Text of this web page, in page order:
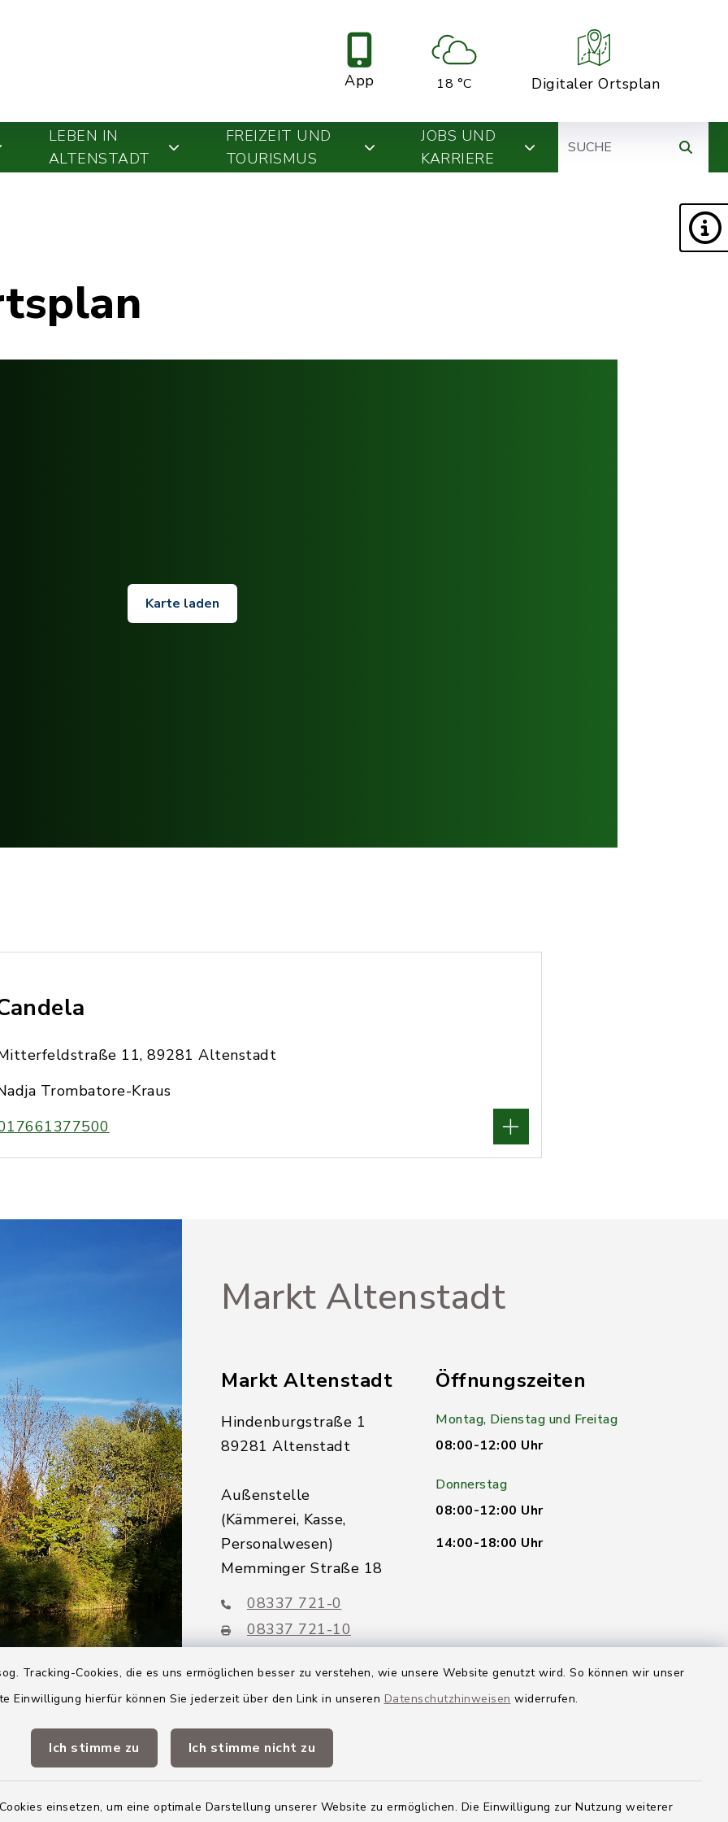
Tracking-Cookies, die es uns ermöglichen besser zu verstehen, wie unsere Website genutzt wird. So können wir unser
Einwilligung hierfür können Sie jederzeit über den Link in unseren Datenschutzhinweisen widerrufen.
Ich stimme zu Ich stimme nicht zu
einsetzen, um eine optimale Darstellung unserer Website zu ermöglichen. Die Einwilligung zur Nutzung weiterer
App 18 °C Digitaler Ortsplan
LEBEN IN
ALTENSTADT
FREIZEIT UND
TOURISMUS
JOBS UND
KARRIERE
Karte laden
11, 89281 Altenstadt
Trombatore-Kraus
Markt Altenstadt
Markt Altenstadt
Hindenburgstraße 1
89281 Altenstadt
Außenstelle
(Kämmerei, Kasse,
Personalwesen)
Memminger Straße 18
08337 721-0
08337 721-10
Öffnungszeiten
Montag, Dienstag und Freitag
08:00-12:00 Uhr
Donnerstag
08:00-12:00 Uhr
14:00-18:00 Uhr
Altenstadt
Markt Altenstadt
Markt Kellmünz